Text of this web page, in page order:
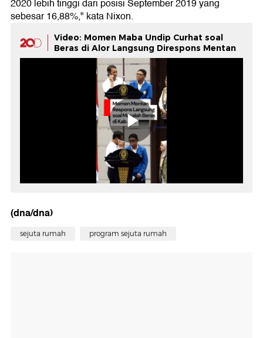
2020 lebih tinggi dari posisi September 2019 yang
sebesar 16,88%," kata Nixon.
Video: Momen Maba Undip Curhat soal
Beras di Alor Langsung Direspons Mentan
(dna/dna)
sejuta rumah program sejuta rumah